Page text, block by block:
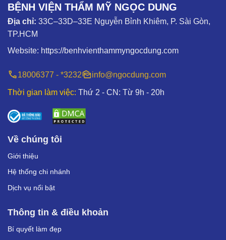
BỆNH VIỆN THẨM MỸ NGỌC DUNG
Địa chỉ: 33C–33D–33E Nguyễn Bỉnh Khiêm, P. Sài Gòn,
TP.HCM
Website: https://benhvienthammyngocdung.com
18006377 - *3232 info@ngocdung.com
Thời gian làm việc: Thứ 2 - CN: Từ 9h - 20h
Về chúng tôi
Giới thiệu
Hệ thống chi nhánh
Dịch vụ nổi bật
Thông tin & điều khoản
Bí quyết làm đẹp